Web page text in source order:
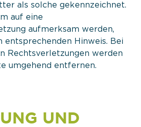
als solche gekennzeichnet.
auf eine
aufmerksam werden,
entsprechenden Hinweis. Bei
Rechtsverletzungen werden
umgehend entfernen.
UND